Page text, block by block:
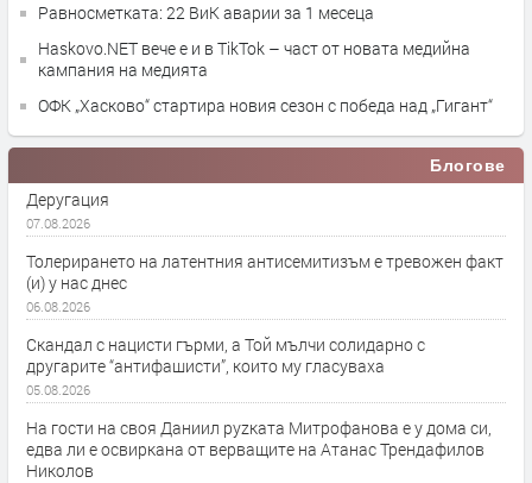
Равносметката: 22 ВиК аварии за 1 месеца
Haskovo.NET вече е и в TikTok – част от новата медийна
кампания на медията
ОФК „Хасково“ стартира новия сезон с победа над „Гигант“
Блогове
Деругация
07.08.2026
Толерирането на латентния антисемитизъм е тревожен факт
(и) у нас днес
06.08.2026
Скандал с нацисти гърми, а Той мълчи солидарно с
другарите “антифашисти”, които му гласуваха
05.08.2026
На гости на своя Даниил руzката Митрофанова е у дома си,
едва ли е освиркана от верващите на Атанас Трендафилов
Николов